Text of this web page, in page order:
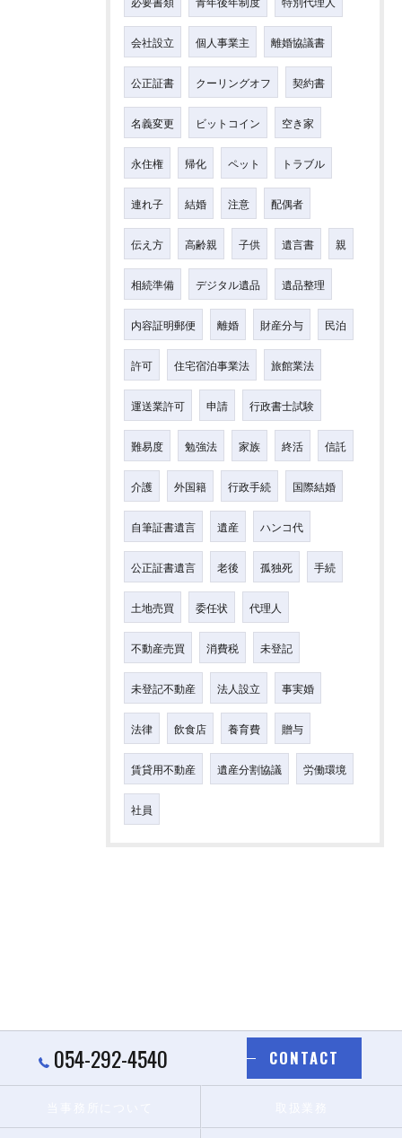
会社設立 個人事業主 離婚協議書
公正証書 クーリングオフ 契約書
名義変更 ビットコイン 空き家
永住権 帰化 ペット トラブル
連れ子 結婚 注意 配偶者
伝え方 高齢親 子供 遺言書 親
相続準備 デジタル遺品 遺品整理
内容証明郵便 離婚 財産分与 民泊
許可 住宅宿泊事業法 旅館業法
運送業許可 申請 行政書士試験
難易度 勉強法 家族 終活 信託
介護 外国籍 行政手続 国際結婚
自筆証書遺言 遺産 ハンコ代
公正証書遺言 老後 孤独死 手続
土地売買 委任状 代理人
不動産売買 消費税 未登記
未登記不動産 法人設立 事実婚
法律 飲食店 養育費 贈与
賃貸用不動産 遺産分割協議 労働環境
社員
054-292-4540 CONTACT